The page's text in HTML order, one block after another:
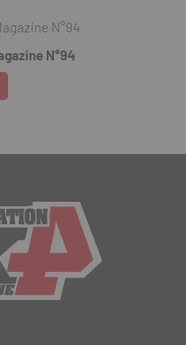
N°94